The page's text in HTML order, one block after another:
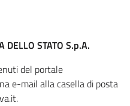
DELLO STATO S.p.A.
del portale
e-mail alla casella di posta